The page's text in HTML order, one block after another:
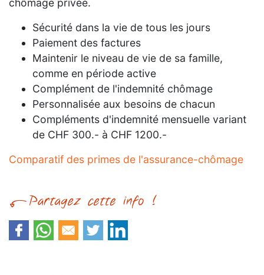
Sécurité dans la vie de tous les jours
Paiement des factures
Maintenir le niveau de vie de sa famille,
comme en période active
Complément de l'indemnité chômage
Personnalisée aux besoins de chacun
Compléments d'indemnité mensuelle variant
de CHF 300.- à CHF 1200.-
Comparatif des primes de l'assurance-chômage